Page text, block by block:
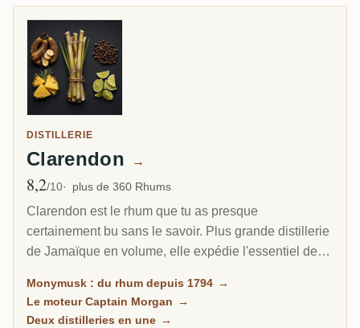
DISTILLERIE
Clarendon →
Note moyenne
8,2/10 plus de 360 Rhums
Clarendon est le rhum que tu as presque
certainement bu sans le savoir. Plus grande distillerie
de Jamaïque en volume, elle expédie l'essentiel de
partie devient du Captain Morgan. Pourtant, les
mêmes marques Monymusk, vieillies des décennies
Monymusk : du rhum depuis 1794 →
Le moteur Captain Morgan →
Deux distilleries en une →